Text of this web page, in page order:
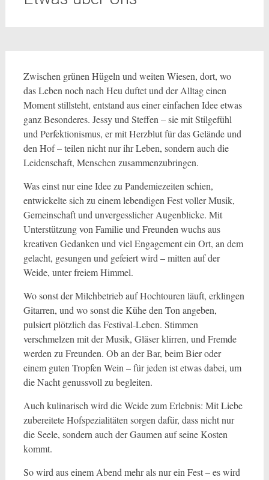
Zwischen grünen Hügeln und weiten Wiesen, dort, wo
das Leben noch nach Heu duftet und der Alltag einen
Moment stillsteht, entstand aus einer einfachen Idee etwas
ganz Besonderes. Jessy und Steffen – sie mit Stilgefühl
und Perfektionismus, er mit Herzblut für das Gelände und
den Hof – teilen nicht nur ihr Leben, sondern auch die
Leidenschaft, Menschen zusammenzubringen.
Was einst nur eine Idee zu Pandemiezeiten schien,
entwickelte sich zu einem lebendigen Fest voller Musik,
Gemeinschaft und unvergesslicher Augenblicke. Mit
Unterstützung von Familie und Freunden wuchs aus
kreativen Gedanken und viel Engagement ein Ort, an dem
gelacht, gesungen und gefeiert wird – mitten auf der
Weide, unter freiem Himmel.
Wo sonst der Milchbetrieb auf Hochtouren läuft, erklingen
Gitarren, und wo sonst die Kühe den Ton angeben,
pulsiert plötzlich das Festival-Leben. Stimmen
verschmelzen mit der Musik, Gläser klirren, und Fremde
werden zu Freunden. Ob an der Bar, beim Bier oder
einem guten Tropfen Wein – für jeden ist etwas dabei, um
die Nacht genussvoll zu begleiten.
Auch kulinarisch wird die Weide zum Erlebnis: Mit Liebe
zubereitete Hofspezialitäten sorgen dafür, dass nicht nur
die Seele, sondern auch der Gaumen auf seine Kosten
kommt.
So wird aus einem Abend mehr als nur ein Fest – es wird